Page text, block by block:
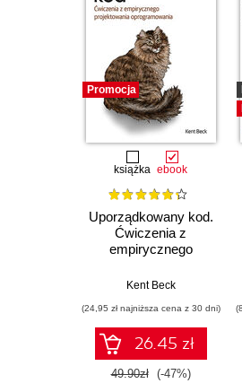
Promocja
książka ebook
Uporządkowany kod.
Ćwiczenia z
empirycznego
oprogramowania
Kent Beck
(24,95 zł najniższa cena z 30 dni)
26.45 zł
49.90zł (-47%)